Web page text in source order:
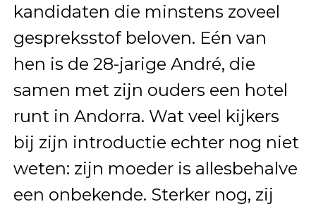
kandidaten die minstens zoveel
gespreksstof beloven. Eén van
hen is de 28-jarige André, die
samen met zijn ouders een hotel
runt in Andorra. Wat veel kijkers
bij zijn introductie echter nog niet
weten: zijn moeder is allesbehalve
een onbekende. Sterker nog, zij